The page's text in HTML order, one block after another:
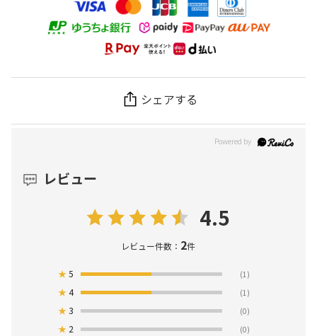
シェアする
レビュー
4.5
レビュー件数： 2件
★5 (1)
★4 (1)
★3 (0)
★ 2 (0)